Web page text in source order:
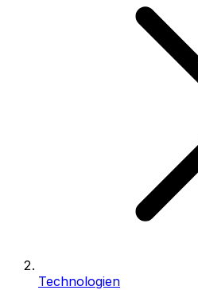
Technologien